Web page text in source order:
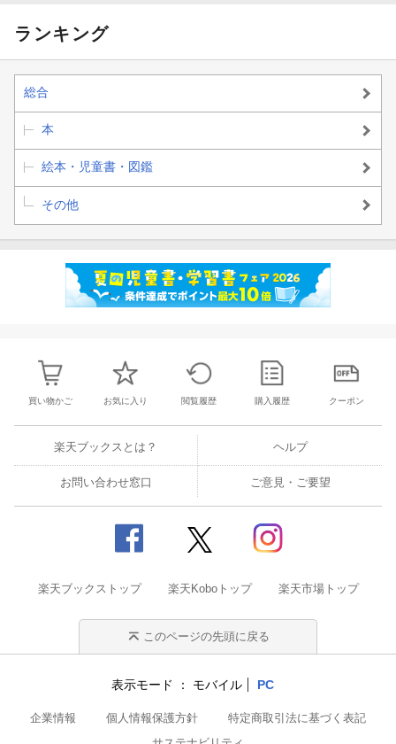
ランキング
総合
本
絵本・児童書・図鑑
その他
買い物かご お気に入り 閲覧履歴 購入履歴 クーポン
楽天ブックスとは？ ヘルプ
お問い合わせ窓口 ご意見・ご要望
楽天ブックストップ 楽天Koboトップ 楽天市場トップ
このページの先頭に戻る
表示モード モバイル PC
企業情報 個人情報保護方針
特定商取引法に基づく表記